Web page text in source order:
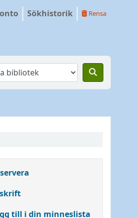
Sökhistorik Rensa
till i din minneslista